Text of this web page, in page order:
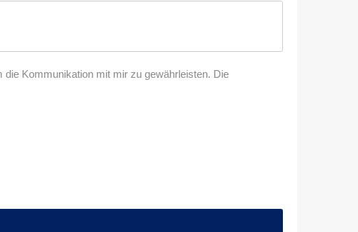
Kommunikation mit mir zu gewährleisten. Die